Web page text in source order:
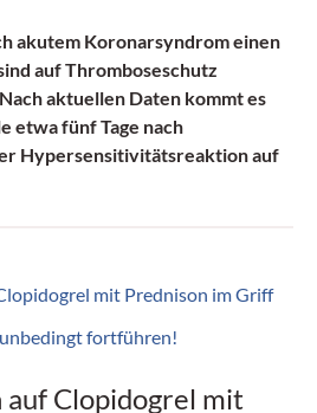
akutem Koronarsyndrom einen
auf Thromboseschutz
aktuellen Daten kommt es
etwa fünf Tage nach
Hypersensitivitätsreaktion auf
mit Prednison im Griff
fortführen!
Clopidogrel mit